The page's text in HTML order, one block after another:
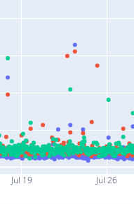
Jul 19 Jul 26